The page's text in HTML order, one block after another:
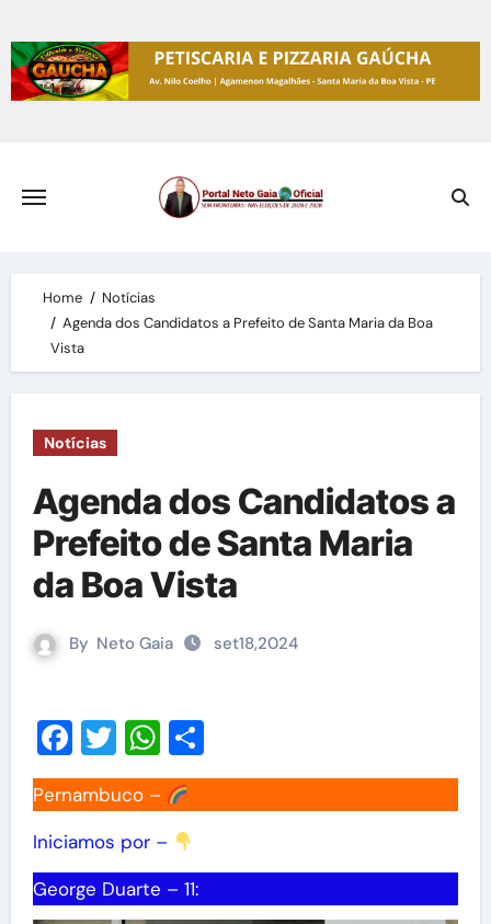
to
content
Home
Notícias
Agenda dos Candidatos a Prefeito de Santa Maria da Boa
Vista
Notícias
Agenda dos Candidatos a
Prefeito de Santa Maria
da Boa Vista
By Neto Gaia set18,2024
Facebook
TwitterWhatsApp
Share
Pernambuco –
Iniciamos por –
George Duarte – 11: